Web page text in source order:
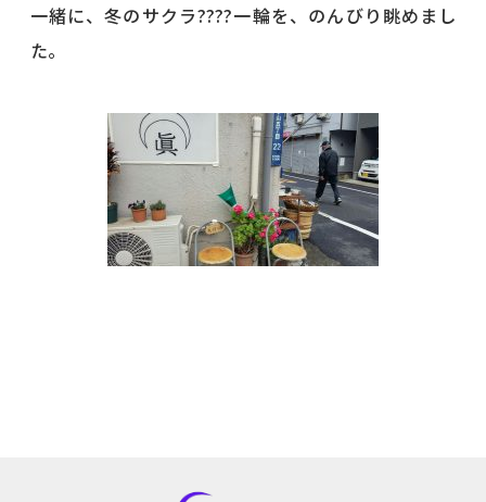
一緒に、冬のサクラ????一輪を、のんびり眺めまし
た。